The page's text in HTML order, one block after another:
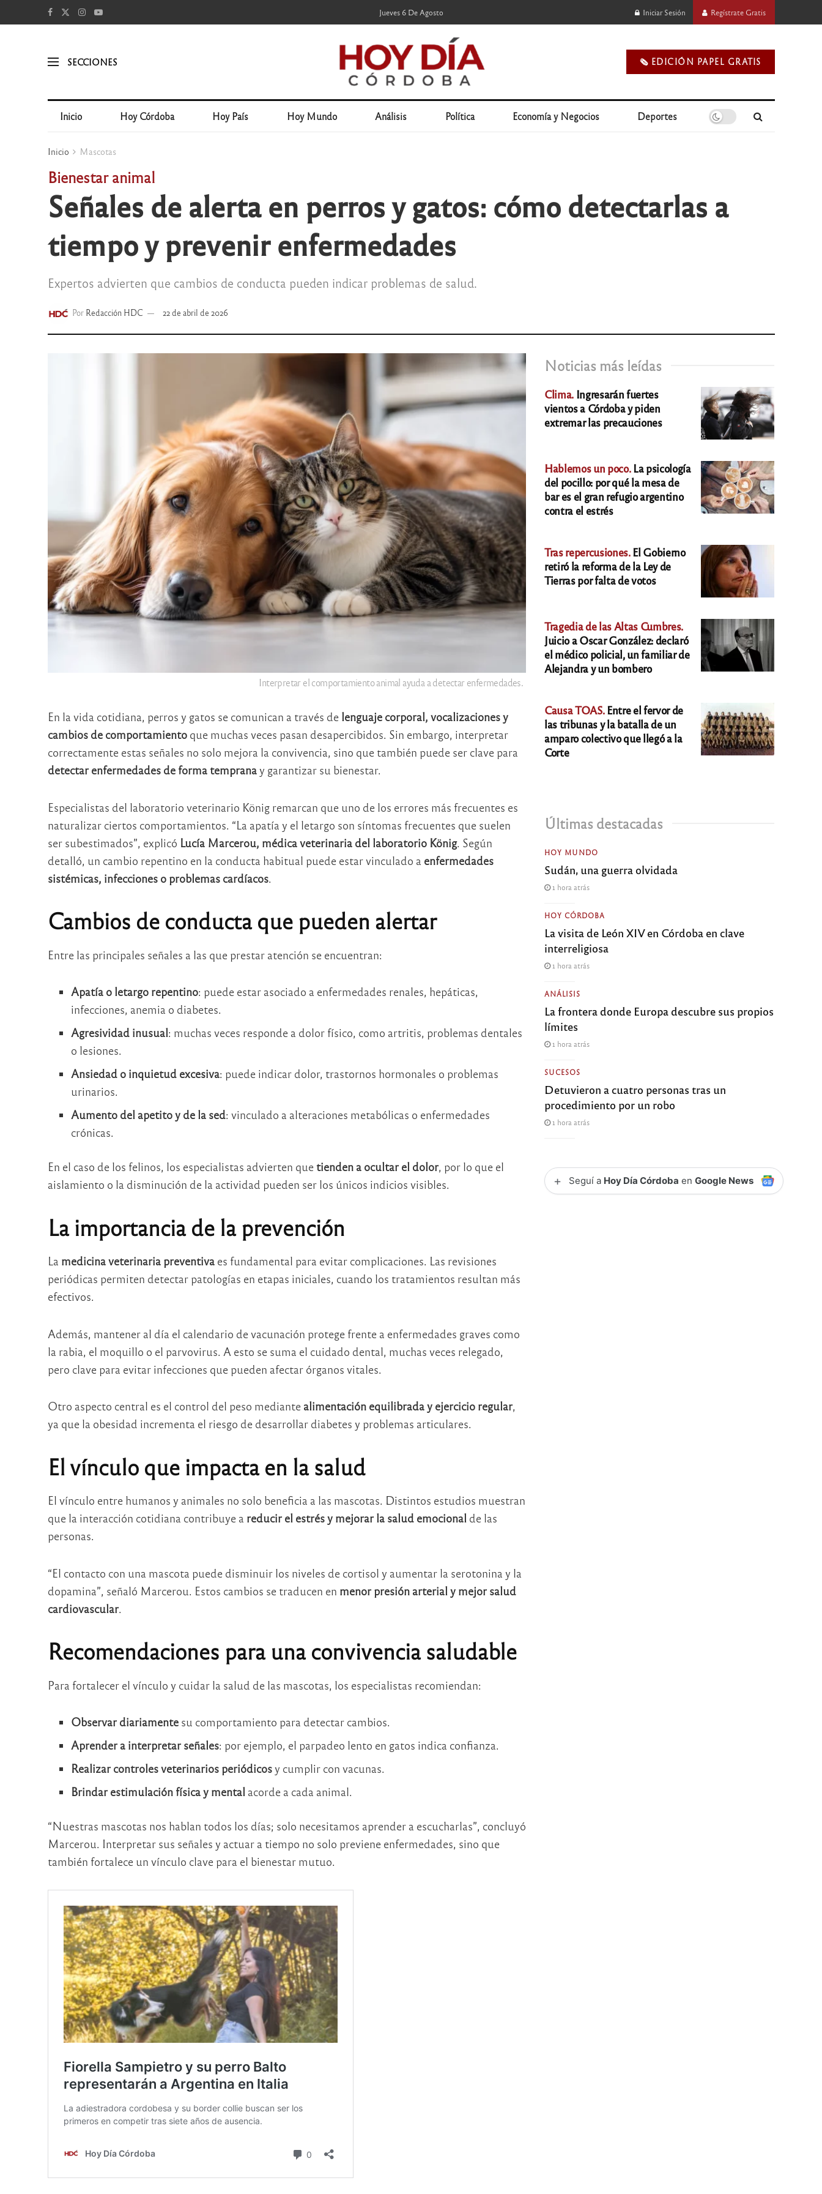
Jueves 6 De Agosto Iniciar Sesión Regístrate Gratis
SECCIONES 🗞️ EDICIÓN PAPEL GRATIS
Inicio Hoy Córdoba Hoy País Hoy Mundo Análisis Política Economía y Negocios Deportes
Inicio Mascotas
Bienestar animal
Señales de alerta en perros y gatos: cómo detectarlas a
tiempo y prevenir enfermedades
Expertos advierten que cambios de conducta pueden indicar problemas de salud.
Por Redacción HDC 22 de abril de 2026
Interpretar el comportamiento animal ayuda a detectar enfermedades.
En la vida cotidiana, perros y gatos se comunican a través de lenguaje corporal, vocalizaciones y
cambios de comportamientoque muchas veces pasan desapercibidos. Sin embargo, interpretar
correctamente estas señales no solo mejora la convivencia, sino que también puede ser clave para
detectar enfermedades de forma tempranay garantizar su bienestar.
Especialistas del laboratorio veterinario Königremarcan que uno de los errores más frecuentes es
naturalizar ciertos comportamientos. “La apatía y el letargo son síntomas frecuentes que suelen
ser subestimados”, explicó Lucía Marcerou, médica veterinaria del laboratorio König. Según
detalló, un cambio repentino en la conducta habitual puede estar vinculado a enfermedades
sistémicas, infecciones o problemas cardíacos.
Cambios de conducta que pueden alertar
Entre las principales señales a las que prestar atención se encuentran:
Apatía o letargo repentino: puede estar asociado a enfermedades renales, hepáticas,
infecciones, anemia o diabetes.
Agresividad inusual: muchas veces responde a dolor físico, como artritis, problemas dentales
o lesiones.
Ansiedad o inquietud excesiva: puede indicar dolor, trastornos hormonales o problemas
urinarios.
Aumento del apetito y de la sed: vinculado a alteraciones metabólicas o enfermedades
crónicas.
En el caso de los felinos, los especialistas advierten quetienden a ocultar el dolor, por lo que el
aislamiento o la disminución de la actividad pueden ser los únicos indicios visibles.
La importancia de la prevención
La medicina veterinaria preventivaes fundamental para evitar complicaciones. Las revisiones
periódicas permiten detectar patologías en etapas iniciales, cuando los tratamientos resultan más
efectivos.
Además, mantener al día el calendario de vacunación protege frente a enfermedades graves como
la rabia, el moquillo o el parvovirus. A esto se suma el cuidado dental, muchas veces relegado,
pero clave para evitar infecciones que pueden afectar órganos vitales.
Otro aspecto central es el control del peso mediante alimentación equilibrada y ejercicio regular,
ya que la obesidad incrementa el riesgo de desarrollar diabetes y problemas articulares.
El vínculo que impacta en la salud
El vínculo entre humanos y animales no solo beneficia a las mascotas. Distintos estudios muestran
que la interacción cotidiana contribuye a reducir el estrés y mejorar la salud emocional de las
personas.
“El contacto con una mascota puede disminuir los niveles de cortisol y aumentar la serotonina y la
dopamina”, señaló Marcerou. Estos cambios se traducen en menor presión arterial y mejor salud
cardiovascular.
Recomendaciones para una convivencia saludable
Para fortalecer el vínculo y cuidar la salud de las mascotas, los especialistas recomiendan:
Observar diariamente su comportamiento para detectar cambios.
Aprender a interpretar señales: por ejemplo, el parpadeo lento en gatos indica confianza.
Realizar controles veterinarios periódicosy cumplir con vacunas.
Brindar estimulación física y mental acorde a cada animal.
“Nuestras mascotas nos hablan todos los días; solo necesitamos aprender a escucharlas”, concluyó
Marcerou. Interpretar sus señales y actuar a tiempo no solo previene enfermedades, sino que
también fortalece un vínculo clave para el bienestar mutuo.
Noticias más leídas
Clima. Ingresarán fuertes
vientos a Córdoba y piden
extremar las precauciones
Hablemos un poco.La psicología
del pocillo: por qué la mesa de
bar es el gran refugio argentino
contra el estrés
Tras repercusiones.El Gobierno
retiró la reforma de la Ley de
Tierras por falta de votos
Tragedia de las Altas Cumbres.
Juicio a Oscar González: declaró
el médico policial, un familiar de
Alejandra y un bombero
Causa TOAS.Entre el fervor de
las tribunas y la batalla de un
amparo colectivo que llegó a la
Corte
Últimas destacadas
HOY MUNDO
Sudán, una guerra olvidada
1 hora atrás
HOY CÓRDOBA
La visita de León XIV en Córdoba en clave
interreligiosa
1 hora atrás
ANÁLISIS
La frontera donde Europa descubre sus propios
límites
1 hora atrás
SUCESOS
Detuvieron a cuatro personas tras un
procedimiento por un robo
1 hora atrás
+ Seguí a Hoy Día Córdoba enGoogle News